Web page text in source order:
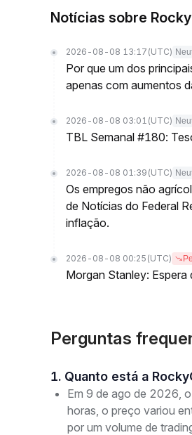
Notícias sobre
2026-08-08 13:17 (UTC)
Por que um dos
apenas com aumentos
2026-08-08 03:01 (UTC)
TBL Semanal #180:
2026-08-08 01:39 (UTC)
Os empregos não
de Notícias do Federal
inflação.
2026-08-08 00:25 (UTC)
Morgan Stanley:
Perguntas
1. Quanto está a
Em 9 de ago de 2026,
horas, o preço variou
por um volume de